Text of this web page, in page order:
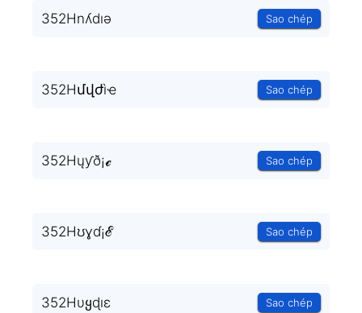
352Hnʎdıǝ Sao chép
352Hմվժìҽ Sao chép
352Hųƴð¡ℯ Sao chép
352Hʊɣɗ¡ℰ Sao chép
352Hυყɖıε Sao chép